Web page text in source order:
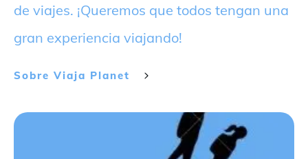
de viajes. ¡Queremos que todos tengan una
gran experiencia viajando!
Sobre Viaja Planet